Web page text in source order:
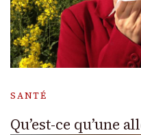
SANTÉ
Qu’est-ce qu’une